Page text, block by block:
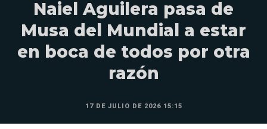
Naiel Aguilera pasa de
Musa del Mundial a estar
en boca de todos por otra
razón
17 DE JULIO DE 2026 15:15